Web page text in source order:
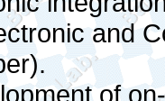
and
of